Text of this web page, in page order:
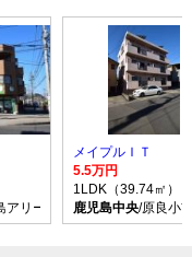
2分
アリーナ バス乗車時間15分
メイプルＩＴ
5.5万円
1LDK（39.74㎡）
鹿児島中央/原良小